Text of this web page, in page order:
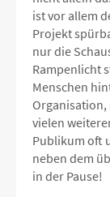
ist vor allem
Projekt
nur die
Rampenlicht
Menschen
Organisation,
vielen
Publikum oft
neben dem
in der Pause!